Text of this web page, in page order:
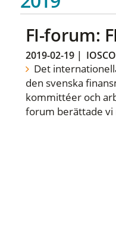
FI-forum:
2019-02-19| IOSCO
Det
den svenska
kommittéer och
forum berättade